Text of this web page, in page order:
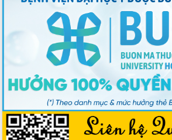
Thì Thùng mừng Xuân Bính Ngọ 2026
Lãnh đạo tỉnh dâng hương tưởng niệm
tại Đập Đồng Cam đầu Xuân Bính Ngọ
Ngành nông nghiệp phấn đấu tăng
trưởng đạt 5,86% trong năm 2026
UBND tỉnh Đắk Lắk triển khai công tác
quốc phòng, quân sự địa phương năm
2026
Đắk Lắk tập trung toàn lực khắc phục
tồn tại IUU, sẵn sàng làm việc với